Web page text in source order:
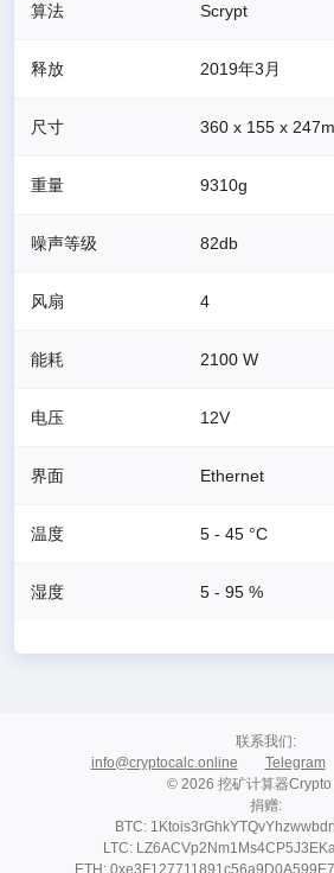
算法 Scrypt
释放 2019年3月
尺寸 360 x 155 x 247
重量 9310g
噪声等级 82db
风扇 4
能耗 2100 W
电压 12V
界面 Ethernet
温度 5 - 45 °C
湿度 5 - 95 %
联系我们:
info@cryptocalc.online
Telegram
© 2026 挖矿计算器
捐赠:
BTC:
LTC: